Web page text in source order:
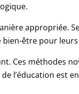
appropriée.
être pour leurs
Ces méthodes
l’éducation est